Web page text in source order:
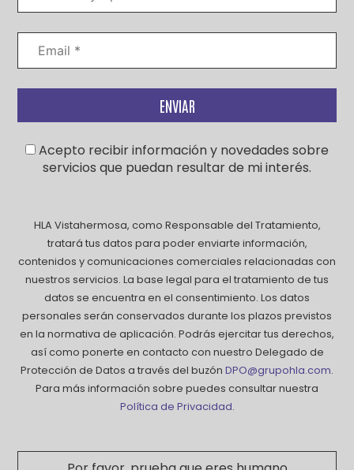
Acepto recibir información y novedades sobre
servicios que puedan resultar de mi interés.
HLA Vistahermosa, como Responsable del Tratamiento,
tratará tus datos para poder enviarte información,
contenidos y comunicaciones comerciales relacionadas con
nuestros servicios. La base legal para el tratamiento de tus
datos se encuentra en el consentimiento. Los datos
personales serán conservados durante los plazos previstos
en la normativa de aplicación. Podrás ejercitar tus derechos,
así como ponerte en contacto con nuestro Delegado de
Protección de Datos a través del buzón DPO@grupohla.com.
Para más información sobre puedes consultar nuestra
Política de Privacidad.